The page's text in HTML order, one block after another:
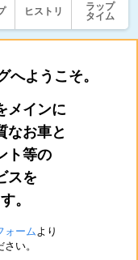
ヒストリ
ラップ
タイム
へようこそ。
メインに
なお車と
ト等の
スを
。
ォームより
い。